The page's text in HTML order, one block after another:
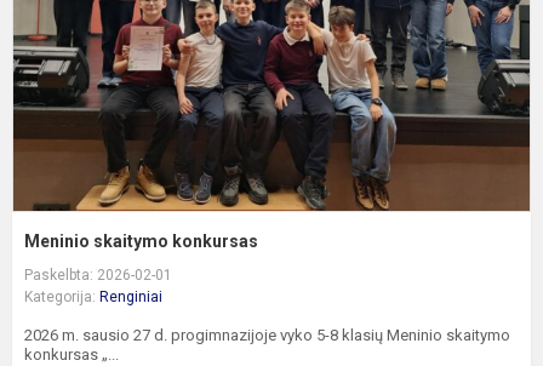
Meninio skaitymo konkursas
Paskelbta: 2026-02-01
Kategorija: Renginiai
2026 m. sausio 27 d. progimnazijoje vyko 5-8 klasių Meninio skaitymo
konkursas „...